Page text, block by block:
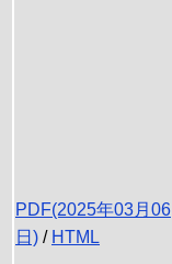
PDF(2025年03月06
日) / HTML